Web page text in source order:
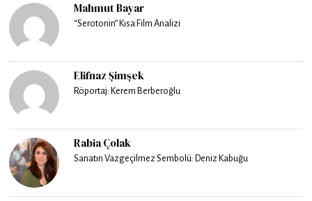
Mahmut Bayar
“Serotonin” Kısa Film Analizi
Elifnaz Şimşek
Röportaj: Kerem Berberoğlu
Rabia Çolak
Sanatın Vazgeçilmez Sembolü: Deniz Kabuğu